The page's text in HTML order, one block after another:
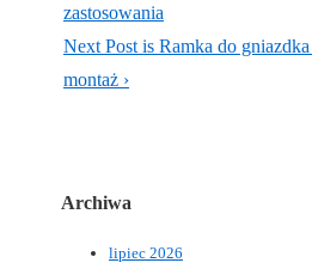
zastosowania
Next Post is Ramka do
montaż ›
Archiwa
lipiec 2026